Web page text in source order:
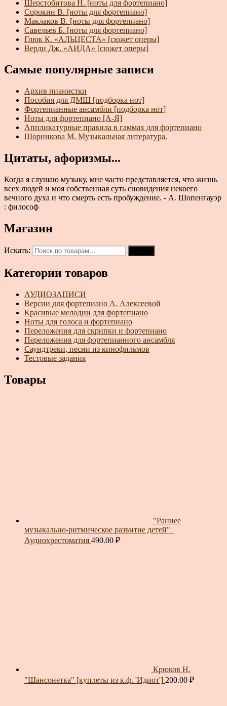
Шерстобитова Н. [ноты для фортепиано]
Сорокин В. [ноты для фортепиано]
Маклаков В. [ноты для фортепиано]
Савельев Б. [ноты для фортепиано]
Глюк К. «АЛЬЦЕСТА» [сюжет оперы]
Верди Дж. «АИДА» [сюжет оперы]
Самые популярные записи
Архив пианистки
Пособия для ДМШ [подборка нот]
Фортепианные ансамбли [подборка нот]
Ноты для фортепиано [А-Я]
Аппликатурные правила в гаммах для фортепиано
Шорникова М. Музыкальная литература.
Цитаты, афоризмы...
Когда я слушаю музыку, мне часто представляется, что жизнь
всех людей и моя собственная суть сновидения некоего
вечного духа и что смерть есть пробуждение. - А. Шопенгауэр
: философ
Магазин
Искать:
Категории товаров
АУДИОЗАПИСИ
Версии для фортепиано А. Алексеевой
Красивые мелодии для фортепиано
Ноты для голоса и фортепиано
Переложения для скрипки и фортепиано
Переложения для фортепианного ансамбля
Саундтреки, песни из кинофильмов
Тестовые задания
Товары
"Раннее
музыкально-ритмическое развитие детей"_
Аудиохрестоматия 490.00 ₽
Крюков Н.
"Шансонетка" [куплеты из к.ф. 'Идиот'] 200.00 ₽